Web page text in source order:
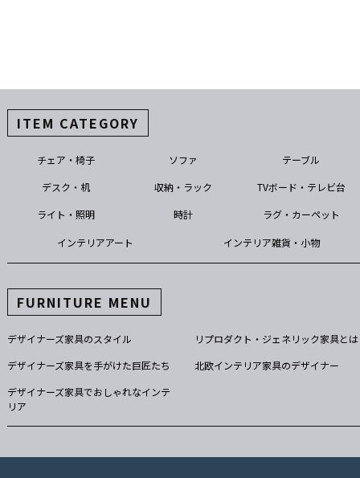
ITEM CATEGORY
チェア・椅子 ソファ テーブル
デスク・机 収納・ラック TVボード・テレビ台
ライト・照明 時計 ラグ・カーペット
インテリアアート インテリア雑貨・小物
FURNITURE MENU
デザイナーズ家具のスタイル
リプロダクト・ジェネリック家具とは
デザイナーズ家具を手がけた巨匠たち
北欧インテリア家具のデザイナー
デザイナーズ家具でおしゃれなインテ
リア